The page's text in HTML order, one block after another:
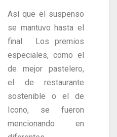
Así que el suspenso
se mantuvo hasta el
final. Los premios
especiales, como el
de mejor pastelero,
el de restaurante
sostenible o el de
Icono, se fueron
mencionando en